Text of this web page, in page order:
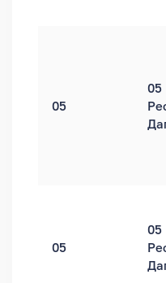
05
05
05
05